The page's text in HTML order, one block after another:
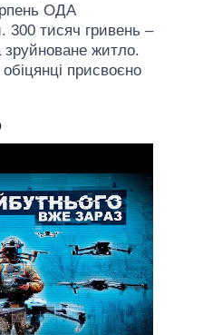
ОДА
300 тисяч гривень –
зруйноване житло.
присвоєно